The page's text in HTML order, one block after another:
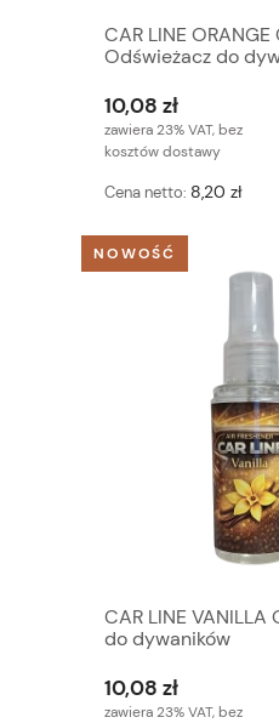
CAR LINE
Odświeżacz do
10,08 zł
zawiera 23% VAT, bez
kosztów dostawy
Cena netto: 8,20 zł
CAR LINE
do dywaników
10,08 zł
zawiera 23% VAT, bez
NOWOŚĆ